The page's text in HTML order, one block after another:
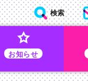
お知らせ
検索